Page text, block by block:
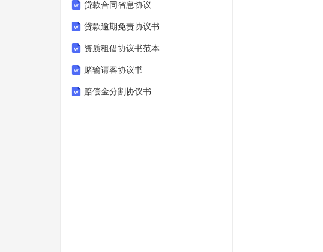
贷款合同省息协议
贷款逾期免责协议书
资质租借协议书范本
赌输请客协议书
赔偿金分割协议书